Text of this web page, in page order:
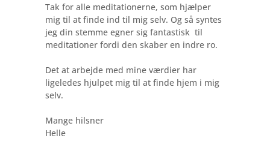
Tak for alle meditationerne, som hjælper
mig til at finde ind til mig selv. Og så syntes
jeg din stemme egner sig fantastisk til
meditationer fordi den skaber en indre ro.
Det at arbejde med mine værdier har
ligeledes hjulpet mig til at finde hjem i mig
selv.
Mange hilsner
Helle